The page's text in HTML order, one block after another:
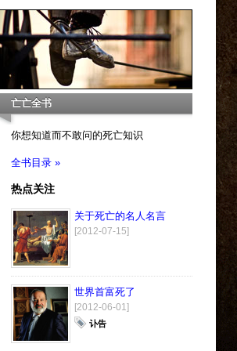
亡亡全书
你想知道而不敢问的死亡知识
全书目录 »
热点关注
关于死亡的名人名言
[2012-07-15]
世界首富死了
[2012-06-01]
讣告